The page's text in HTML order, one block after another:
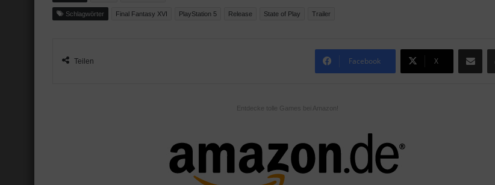
Schlagwörter Final Fantasy XVI PlayStation 5 Release State of Play Trailer
Teilen Facebook X
Entdecke tolle Games bei Amazon!